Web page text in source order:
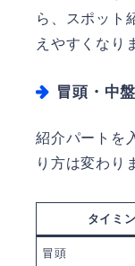
ら、スポット
えやすくなり
冒頭・中
紹介パートを
り方は変わり
タイミ
冒頭